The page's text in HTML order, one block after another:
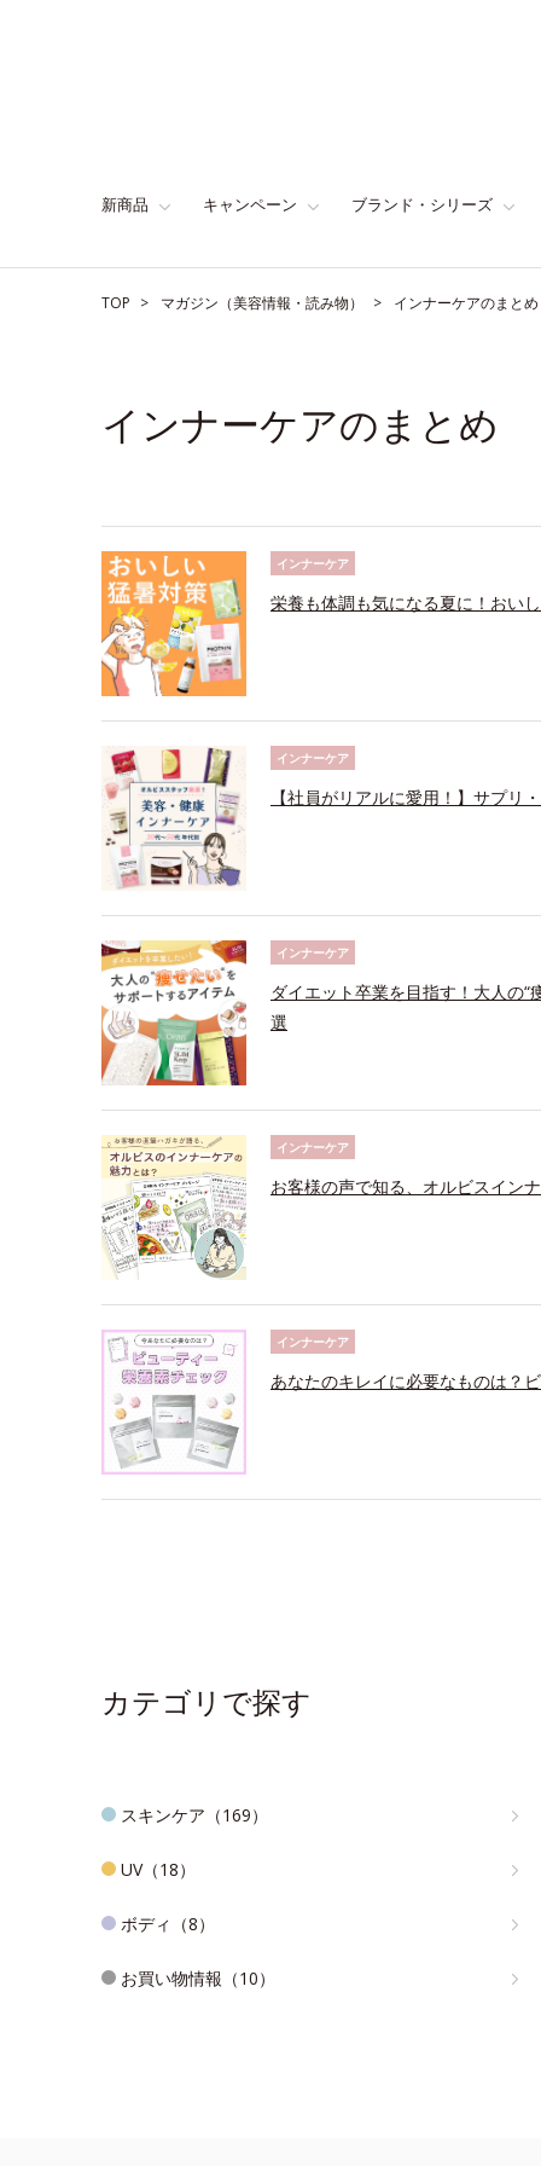
新商品 キャンペーン ブランド・シリーズ
TOP マガジン（美容情報・読み物） インナーケアのまとめ
インナーケアのまとめ
インナーケア
栄養も体調も気になる夏に！おい
インナーケア
【社員がリアルに愛用！】サプリ
インナーケア
ダイエット卒業を目指す！大人の
選
インナーケア
お客様の声で知る、オルビスイン
インナーケア
あなたのキレイに必要なものは？
カテゴリで探す
スキンケア（169）
UV（18）
ボディ（8）
お買い物情報（10）